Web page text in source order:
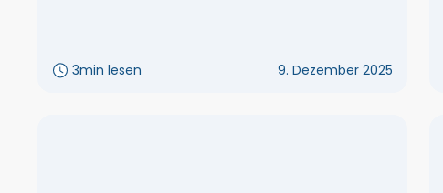
3min lesen 9. Dezember 2025